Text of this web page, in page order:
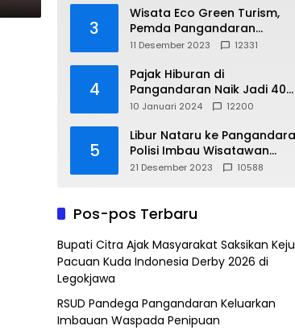
3
Wisata Eco Green Turism,
Pemda Pangandaran
Gandeng PLN
11 Desember 2023 12331
4
Pajak Hiburan di
Pangandaran Naik Jadi 40
Persen
10 Januari 2024 12200
5
Libur Nataru ke
Polisi Imbau Wisatawan
Gunakan Jalur Arteri
21 Desember 2023 10588
Pos-pos Terbaru
Bupati Citra Ajak Masyarakat Saksikan
Pacuan Kuda Indonesia Derby 2026 di
Legokjawa
RSUD Pandega Pangandaran Keluarkan
Imbauan Waspada Penipuan